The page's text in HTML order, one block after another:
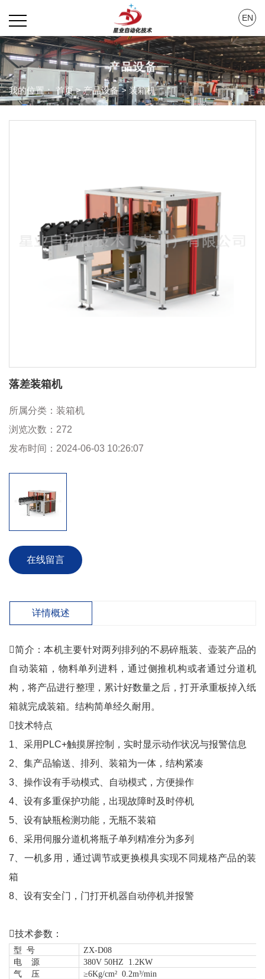
EN
我的位置：首页>产品设备>装箱机
落差装箱机
所属分类： 装箱机
浏览次数： 272
发布时间： 2024-06-03 10:26:07
在线留言
详情概述
简介：本机主要针对两列排列的不易碎瓶装、壶装产品的
自动装箱，物料单列进料，通过侧推机构或者通过分道机
构，将产品进行整理，累计好数量之后，打开承重板掉入纸
箱就完成装箱。结构简单经久耐用。
技术特点
1、采用PLC+触摸屏控制，实时显示动作状况与报警信息
2、集产品输送、排列、装箱为一体，结构紧凑
3、操作设有手动模式、自动模式，方便操作
4、设有多重保护功能，出现故障时及时停机
5、设有缺瓶检测功能，无瓶不装箱
6、采用伺服分道机将瓶子单列精准分为多列
7、一机多用，通过调节或更换模具实现不同规格产品的装
箱
8、设有安全门，门打开机器自动停机并报警
技术参数：
型 号
ZX-D08
电
源 380V 50HZ 1.2KW
气
压 ≥6Kg/cm² 0. 2m³/min